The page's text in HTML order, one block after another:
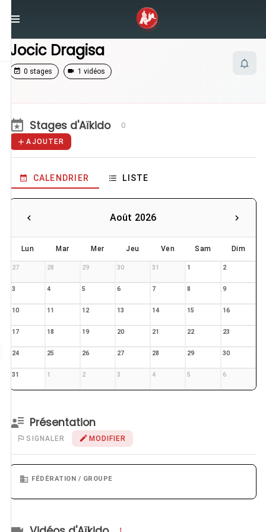
Jocic Dragisa
Jocic Dragisa
0 stages 1 vidéos
Stages d'Aïkido 0
AJOUTER
CALENDRIER LISTE
Août 2026
Lun Mar Mer Jeu Ven Sam Dim
27 28 29 30 31 1 2
3 4 5 6 7 8 9
10 11 12 13 14 15 16
17 18 19 20 21 22 23
24 25 26 27 28 29 30
31 1 2 3 4 5 6
Présentation
SIGNALER MODIFIER
FÉDÉRATION / GROUPE